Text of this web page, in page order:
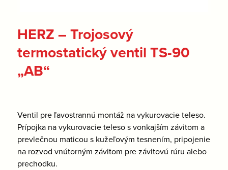
HERZ – Trojosový
termostatický ventil TS-90
„AB“
Ventil pre ľavostrannú montáž na vykurovacie teleso.
Prípojka na vykurovacie teleso s vonkajším závitom a
prevlečnou maticou s kužeľovým tesnením, pripojenie
na rozvod vnútorným závitom pre závitovú rúru alebo
prechodku.